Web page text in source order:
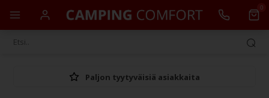
0
Paljon tyytyväisiä asiakkaita